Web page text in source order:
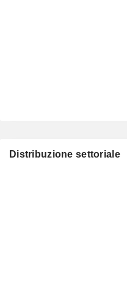
Distribuzione settoriale